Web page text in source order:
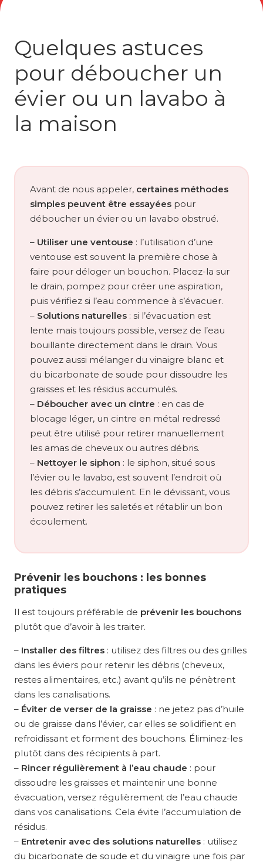
Quelques astuces
pour déboucher un
évier ou un lavabo à
la maison
Avant de nous appeler, certaines méthodes
simples peuvent être essayéespour
déboucher un évier ou un lavabo obstrué.
– Utiliser une ventouse : l’utilisation d’une
ventouse est souvent la première chose à
faire pour déloger un bouchon. Placez-la sur
le drain, pompez pour créer une aspiration,
puis vérifiez si l’eau commence à s’évacuer.
– Solutions naturelles: si l’évacuation est
lente mais toujours possible, versez de l’eau
bouillante directement dans le drain. Vous
pouvez aussi mélanger du vinaigre blanc et
du bicarbonate de soude pour dissoudre les
graisses et les résidus accumulés.
– Déboucher avec un cintre : en cas de
blocage léger, un cintre en métal redressé
peut être utilisé pour retirer manuellement
les amas de cheveux ou autres débris.
– Nettoyer le siphon : le siphon, situé sous
l’évier ou le lavabo, est souvent l’endroit où
les débris s’accumulent. En le dévissant, vous
pouvez retirer les saletés et rétablir un bon
écoulement.
Prévenir les bouchons : les bonnes
pratiques
Il est toujours préférable de prévenir les bouchons
plutôt que d’avoir à les traiter.
– Installer des filtres: utilisez des filtres ou des grilles
dans les éviers pour retenir les débris (cheveux,
restes alimentaires, etc.) avant qu’ils ne pénètrent
dans les canalisations.
– Éviter de verser de la graisse : ne jetez pas d’huile
ou de graisse dans l’évier, car elles se solidifient en
refroidissant et forment des bouchons. Éliminez-les
plutôt dans des récipients à part.
– Rincer régulièrement à l’eau chaude : pour
dissoudre les graisses et maintenir une bonne
évacuation, versez régulièrement de l’eau chaude
dans vos canalisations. Cela évite l’accumulation de
résidus.
– Entretenir avec des solutions naturelles: utilisez
du bicarbonate de soude et du vinaigre une fois par